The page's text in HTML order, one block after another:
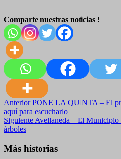
Comparte nuestras noticias !
Navegación
de
entradas
AnteriorPONE LA QUINTA – El
aquí para escucharlo
Siguiente Avellaneda – El Municipio
árboles
Más historias